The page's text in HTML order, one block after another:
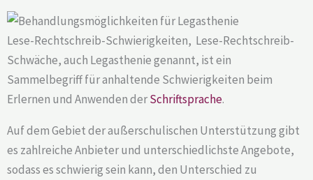
Lese-Rechtschreib-Schwierigkeiten, Lese-Rechtschreib-
Schwäche, auch Legasthenie genannt, ist ein
Sammelbegriff für anhaltende Schwierigkeiten beim
Erlernen und Anwenden derSchriftsprache.
Auf dem Gebiet der außerschulischen Unterstützung gibt
es zahlreiche Anbieter und unterschiedlichste Angebote,
sodass es schwierig sein kann, den Unterschied zu